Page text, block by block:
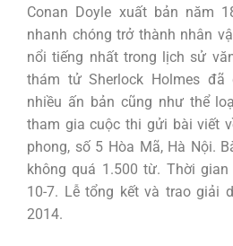
Conan Doyle xuất bản năm
nhanh chóng trở thành nhân
nổi tiếng nhất trong lịch sử
thám tử Sherlock Holmes
nhiều ấn bản cũng như thể
tham gia cuộc thi gửi bài viết
phong, số 5 Hòa Mã, Hà Nội.
không quá 1.500 từ. Thời
10-7. Lễ tổng kết và trao giải
2014.